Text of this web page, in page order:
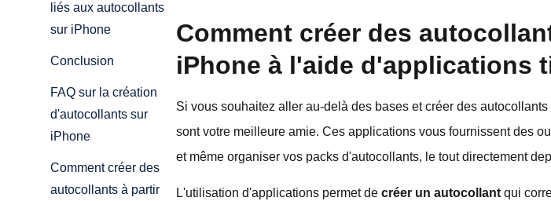
liés aux autocollants
sur iPhone
Conclusion
FAQ sur la création
d'autocollants sur
iPhone
Comment créer des
autocollants à partir
Comment créer des
iPhone à l'aide d'applications
Si vous souhaitez aller au-delà des bases et créer des
sont votre meilleure amie. Ces applications vous fournissent des
et même organiser vos packs d'autocollants, le tout directement
L'utilisation d'applications permet de créer un autocollant qui